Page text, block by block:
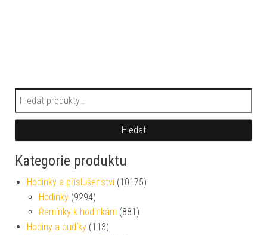
Hledat:
Hledat
Kategorie produktu
Hodinky a příslušenství (10175)
Hodinky (9294)
Řemínky k hodinkám (881)
Hodiny a budíky (113)